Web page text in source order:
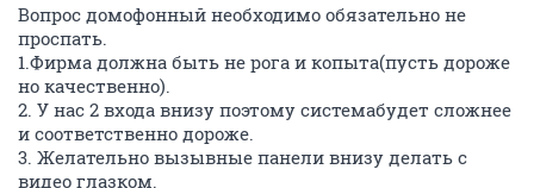
Вопрос домофонный необходимо обязательно не
проспать.
1.Фирма должна быть не рога и копыта(пусть дороже
но качественно).
2. У нас 2 входа внизу поэтому системабудет сложнее
и соответственно дороже.
3. Желательно вызывные панели внизу делать с
видео глазком.